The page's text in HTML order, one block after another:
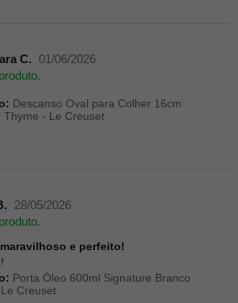
C.
01/06/2026
Descanso Oval para Colher 16cm
Thyme - Le Creuset
28/05/2026
e perfeito!
Porta Óleo 600ml Signature Branco
Creuset